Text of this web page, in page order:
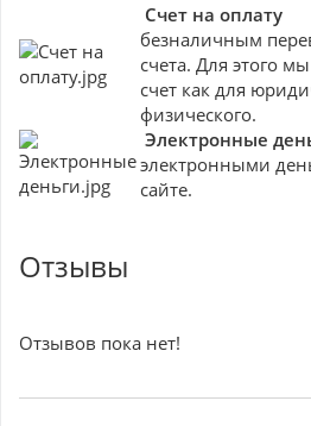
Счет на оплату
безналичным
счета. Для этого
счет как для
физического.
Электронные
электронными
сайте.
Отзывы
Отзывов пока нет!